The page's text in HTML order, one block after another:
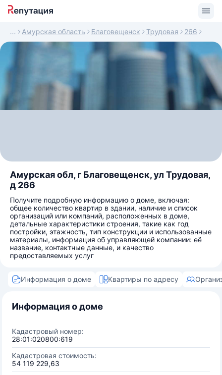
Амурская область Благовещенск Трудовая 266
Амурская обл, г Благовещенск, ул Трудовая,
д 266
Получите подробную информацию о доме, включая:
общее количество квартир в здании, наличие и список
организаций или компаний, расположенных в доме,
детальные характеристики строения, такие как год
постройки, этажность, тип конструкции и использованные
материалы, информация об управляющей компании: её
название, контактные данные, и качество
предоставляемых услуг
Информация о доме Квартиры по адресу
Информация о доме
Кадастровый номер:
28:01:020800:619
Кадастровая стоимость:
54 119 229,63